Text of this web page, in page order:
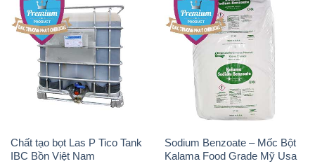
Chất tạo bọt Las P Tico Tank
IBC Bồn Việt Nam
Sodium Benzoate – Mốc Bột
Kalama Food Grade Mỹ Usa